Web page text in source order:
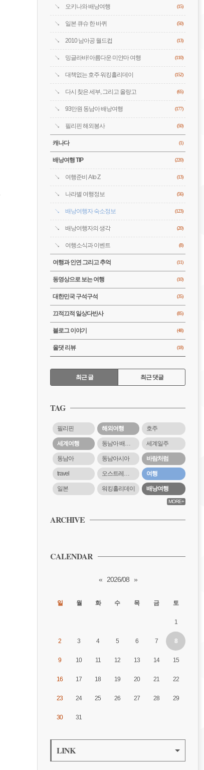
오키나와 배낭여행 (15)
일본 큐슈 한 바퀴 (50)
2010 남아공 월드컵 (13)
밍글라바! 아름다운 미얀마 여행 (110)
대책없는 호주 워킹홀리데이 (152)
다시 찾은 세부, 그리고 올랑고 (65)
93만원 동남아 배낭여행 (177)
필리핀 해외봉사 (50)
캐나다 (1)
배낭여행 TIP (220)
여행준비 A to Z (13)
나라별 여행정보 (56)
배낭여행자 숙소정보 (123)
배낭여행자의 생각 (20)
여행소식과 이벤트 (8)
여행과 인연 그리고 추억 (11)
동영상으로 보는 여행 (10)
대한민국 구석구석 (35)
끄적끄적 일상다반사 (85)
블로그 이야기 (48)
올댓 리뷰 (18)
RECENTLY
최근 글 최근 댓글
근
글
TAG
필리핀 해외여행 호주
세계여행 동남아 배낭여행 세계일주
동남아 동남아시아 바람처럼
travel 오스트레일리아 여행
일본 워킹홀리데이 배낭여행
MORE+
ARCHIVE
CALENDAR
« 2026/08 »
일 월 화 수 목 금 토
1
2 3 4 5 6 7 8
9 10 11 12 13 14 15
16 17 18 19 20 21 22
23 24 25 26 27 28 29
30 31
LINK